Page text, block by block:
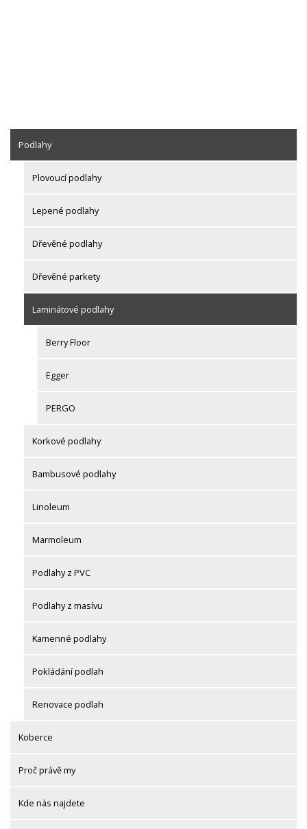
Podlahy
Plovoucí podlahy
Lepené podlahy
Dřevěné podlahy
Dřevěné parkety
Laminátové podlahy
Berry Floor
Egger
PERGO
Korkové podlahy
Bambusové podlahy
Linoleum
Marmoleum
Podlahy z PVC
Podlahy z masívu
Kamenné podlahy
Pokládání podlah
Renovace podlah
Koberce
Proč právě my
Kde nás najdete